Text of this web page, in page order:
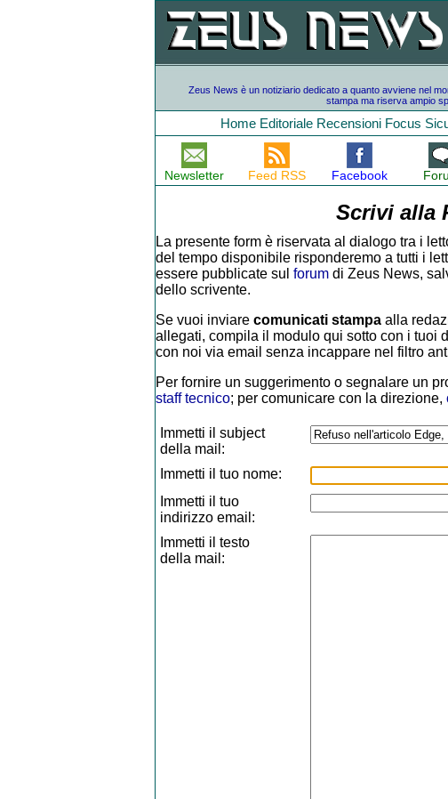
Zeus News è un notiziario dedicato a quanto avviene nel
stampa ma riserva ampio
Home Editoriale Recensioni Focus
Newsletter Feed RSS Facebook
Scrivi alla
La presente form è riservata al dialogo tra i
del tempo disponibile risponderemo a tutti i
essere pubblicate sul forumdi Zeus News,
dello scrivente.
Se vuoi inviare comunicati stampaalla
allegati, compila il modulo qui sotto con i tuoi
con noi via email senza incappare nel filtro
Per fornire un suggerimento o segnalare un
staff tecnico; per comunicare con la direzione,
Immetti il subject
della mail:
Immetti il tuo nome:
Immetti il tuo
indirizzo email:
Immetti il testo
della mail: